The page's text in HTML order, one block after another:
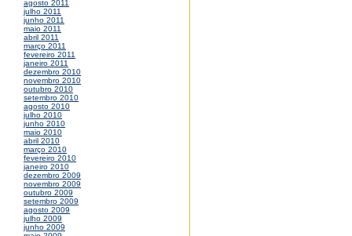
agosto 2011
julho 2011
junho 2011
maio 2011
abril 2011
março 2011
fevereiro 2011
janeiro 2011
dezembro 2010
novembro 2010
outubro 2010
setembro 2010
agosto 2010
julho 2010
junho 2010
maio 2010
abril 2010
março 2010
fevereiro 2010
janeiro 2010
dezembro 2009
novembro 2009
outubro 2009
setembro 2009
agosto 2009
julho 2009
junho 2009